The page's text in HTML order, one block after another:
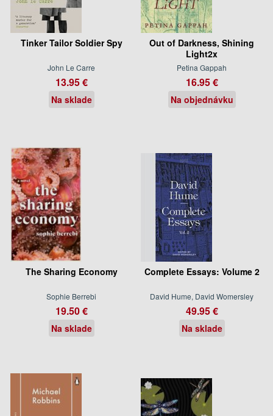
Tinker Tailor Soldier Spy
John Le Carre
13.95 €
Na sklade
Out of Darkness, Shining
Light2x
Petina Gappah
16.95 €
Na objednávku
The Sharing Economy
Sophie Berrebi
19.50 €
Na sklade
Complete Essays: Volume 2
David Hume, David Womersley
49.95 €
Na sklade